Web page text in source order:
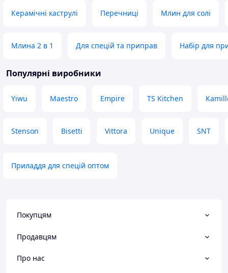
Керамічні каструлі Перечниці Млин для солі
Млина 2 в 1 Для спецій та приправ Набір для
Популярні виробники
Yiwu Maestro Empire TS Kitchen
Stenson Bisetti Vittora Unique SNT
Приладдя для спецій оптом
Покупцям
Продавцям
Про нас